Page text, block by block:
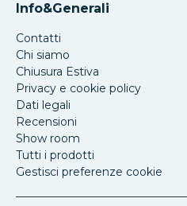
Info&Generali
Contatti
Chi siamo
Chiusura Estiva
Privacy e cookie policy
Dati legali
Recensioni
Show room
Tutti i prodotti
Gestisci preferenze cookie